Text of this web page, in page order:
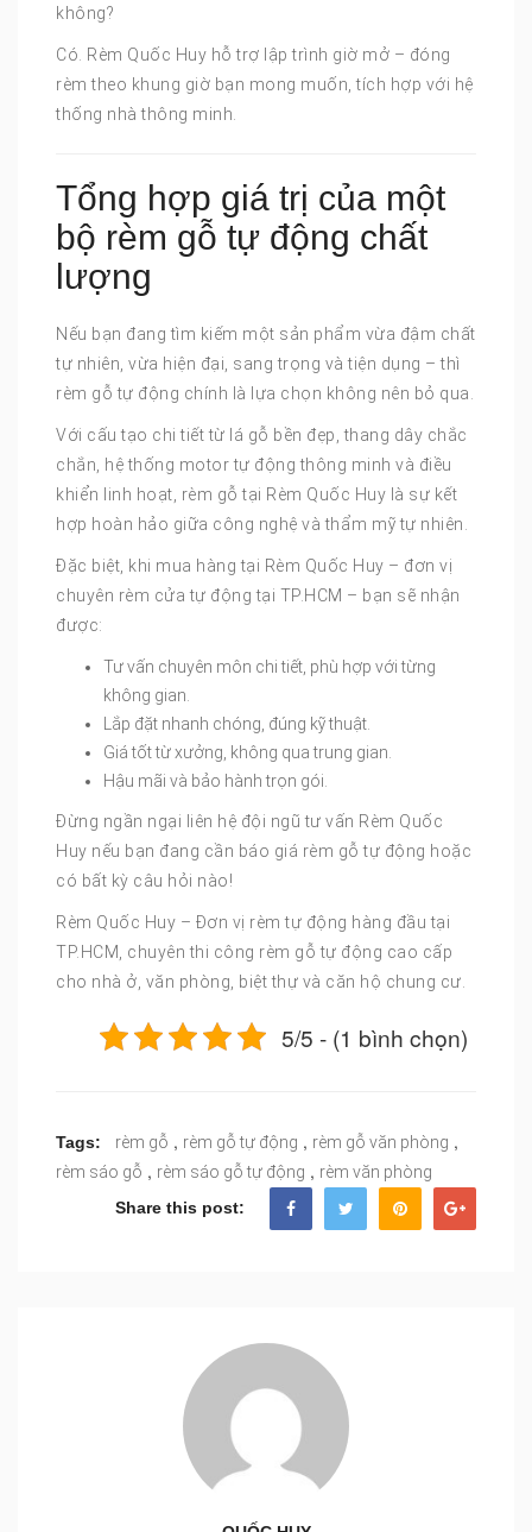
không?
Có. Rèm Quốc Huy hỗ trợ lập trình giờ mở – đóng
rèm theo khung giờ bạn mong muốn, tích hợp với hệ
thống nhà thông minh.
Tổng hợp giá trị của một
bộ rèm gỗ tự động chất
lượng
Nếu bạn đang tìm kiếm một sản phẩm vừa đậm chất
tự nhiên, vừa hiện đại, sang trọng và tiện dụng – thì
rèm gỗ tự động chính là lựa chọn không nên bỏ qua.
Với cấu tạo chi tiết từ lá gỗ bền đẹp, thang dây chắc
chắn, hệ thống motor tự động thông minh và điều
khiển linh hoạt, rèm gỗ tại Rèm Quốc Huy là sự kết
hợp hoàn hảo giữa công nghệ và thẩm mỹ tự nhiên.
Đặc biệt, khi mua hàng tại Rèm Quốc Huy – đơn vị
chuyên rèm cửa tự động tại TP.HCM – bạn sẽ nhận
được:
Tư vấn chuyên môn chi tiết, phù hợp với từng
không gian.
Lắp đặt nhanh chóng, đúng kỹ thuật.
Giá tốt từ xưởng, không qua trung gian.
Hậu mãi và bảo hành trọn gói.
Đừng ngần ngại liên hệ đội ngũ tư vấn Rèm Quốc
Huy nếu bạn đang cần báo giá rèm gỗ tự động hoặc
có bất kỳ câu hỏi nào!
Rèm Quốc Huy – Đơn vị rèm tự động hàng đầu tại
TP.HCM, chuyên thi công rèm gỗ tự động cao cấp
cho nhà ở, văn phòng, biệt thự và căn hộ chung cư.
5/5 - (1 bình chọn)
Tags: rèm gỗ , rèm gỗ tự động , rèm gỗ văn phòng ,
rèm sáo gỗ , rèm sáo gỗ tự động , rèm văn phòng
Share this post: